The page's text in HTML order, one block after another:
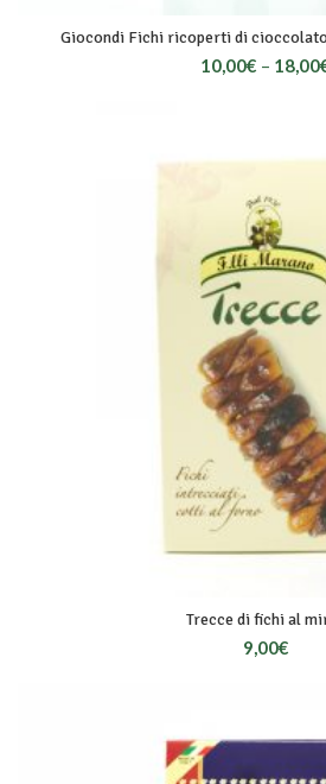
Giocondi Fichi ricoperti di
10,00€ – 18,00
Trecce di fichi al
9,00€